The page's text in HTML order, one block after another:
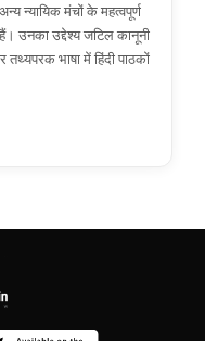
न्यायिक मंचों के महत्वपूर्ण
उनका उद्देश्य जटिल कानूनी
भाषा में हिंदी पाठकों